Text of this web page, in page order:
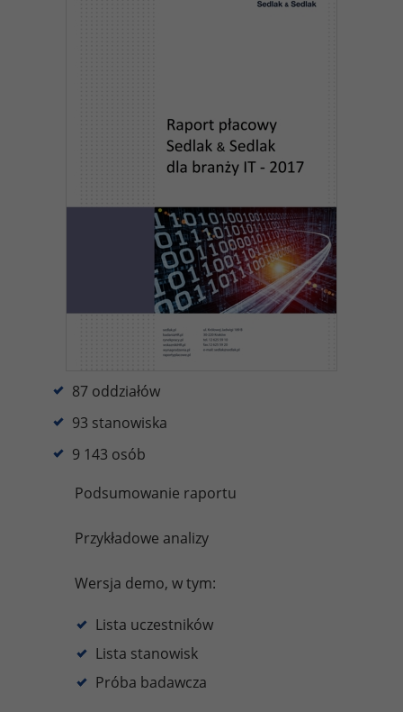
87 oddziałów
93 stanowiska
9 143 osób
Podsumowanie raportu
Przykładowe analizy
Wersja demo, w tym:
Lista uczestników
Lista stanowisk
Próba badawcza